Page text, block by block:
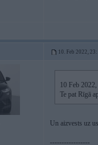
10. Feb 2022,
10 Feb
Te pat Rīgā
Un aizvests uz
-----------------